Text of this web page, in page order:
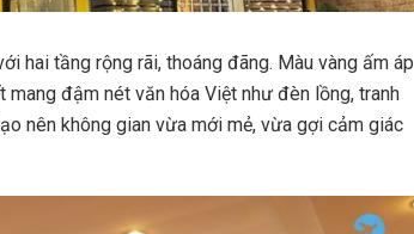
hai tầng rộng rãi, thoáng đãng. Màu vàng ấm áp
đậm nét văn hóa Việt như đèn lồng, tranh
nên không gian vừa mới mẻ, vừa gợi cảm giác